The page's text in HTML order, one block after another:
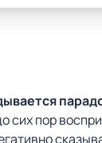
сих пор